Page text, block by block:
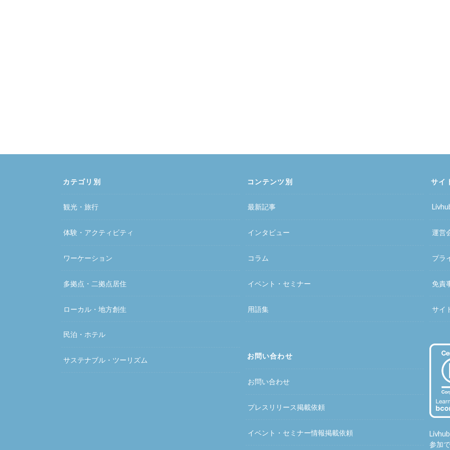
カテゴリ別
観光・旅行
体験・アクティビティ
ワーケーション
多拠点・二拠点居住
ローカル・地方創生
民泊・ホテル
サステナブル・ツーリズム
コンテンツ別
最新記事
インタビュー
コラム
イベント・セミナー
用語集
お問い合わせ
お問い合わせ
プレスリリース掲載依頼
イベント・セミナー情報掲載依頼
サイ
運営
プラ
免責
サイ
参加